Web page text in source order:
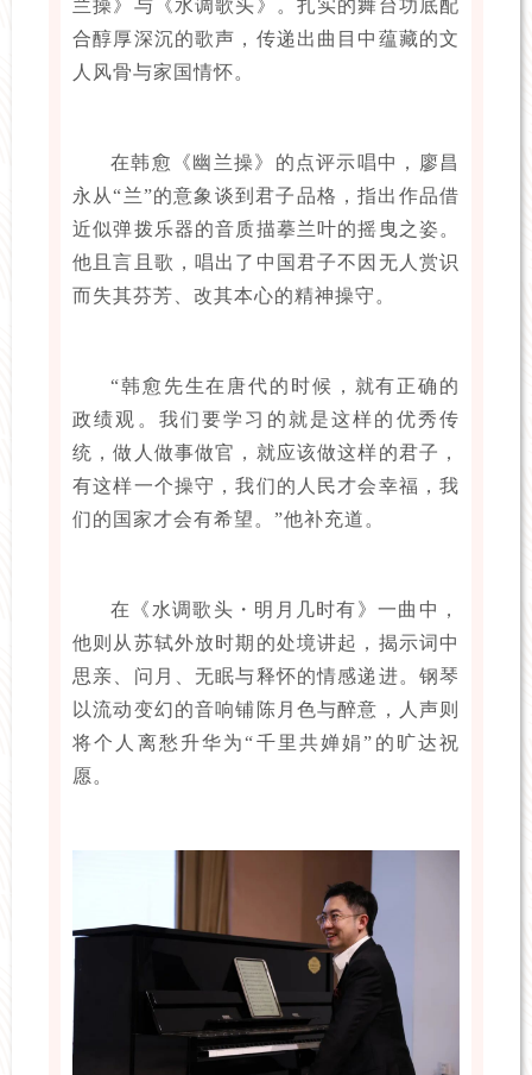
兰操》与《水调歌头》。扎实的舞台功底配
合醇厚深沉的歌声，传递出曲目中蕴藏的文
人风骨与家国情怀。
在韩愈《幽兰操》的点评示唱中，廖昌
永从“兰”的意象谈到君子品格，指出作品借
近似弹拨乐器的音质描摹兰叶的摇曳之姿。
他且言且歌，唱出了中国君子不因无人赏识
而失其芬芳、改其本心的精神操守。
“韩愈先生在唐代的时候，就有正确的
政绩观。我们要学习的就是这样的优秀传
统，做人做事做官，就应该做这样的君子，
有这样一个操守，我们的人民才会幸福，我
们的国家才会有希望。”他补充道。
在《水调歌头・明月几时有》一曲中，
他则从苏轼外放时期的处境讲起，揭示词中
思亲、问月、无眠与释怀的情感递进。钢琴
以流动变幻的音响铺陈月色与醉意，人声则
将个人离愁升华为“千里共婵娟”的旷达祝
愿。